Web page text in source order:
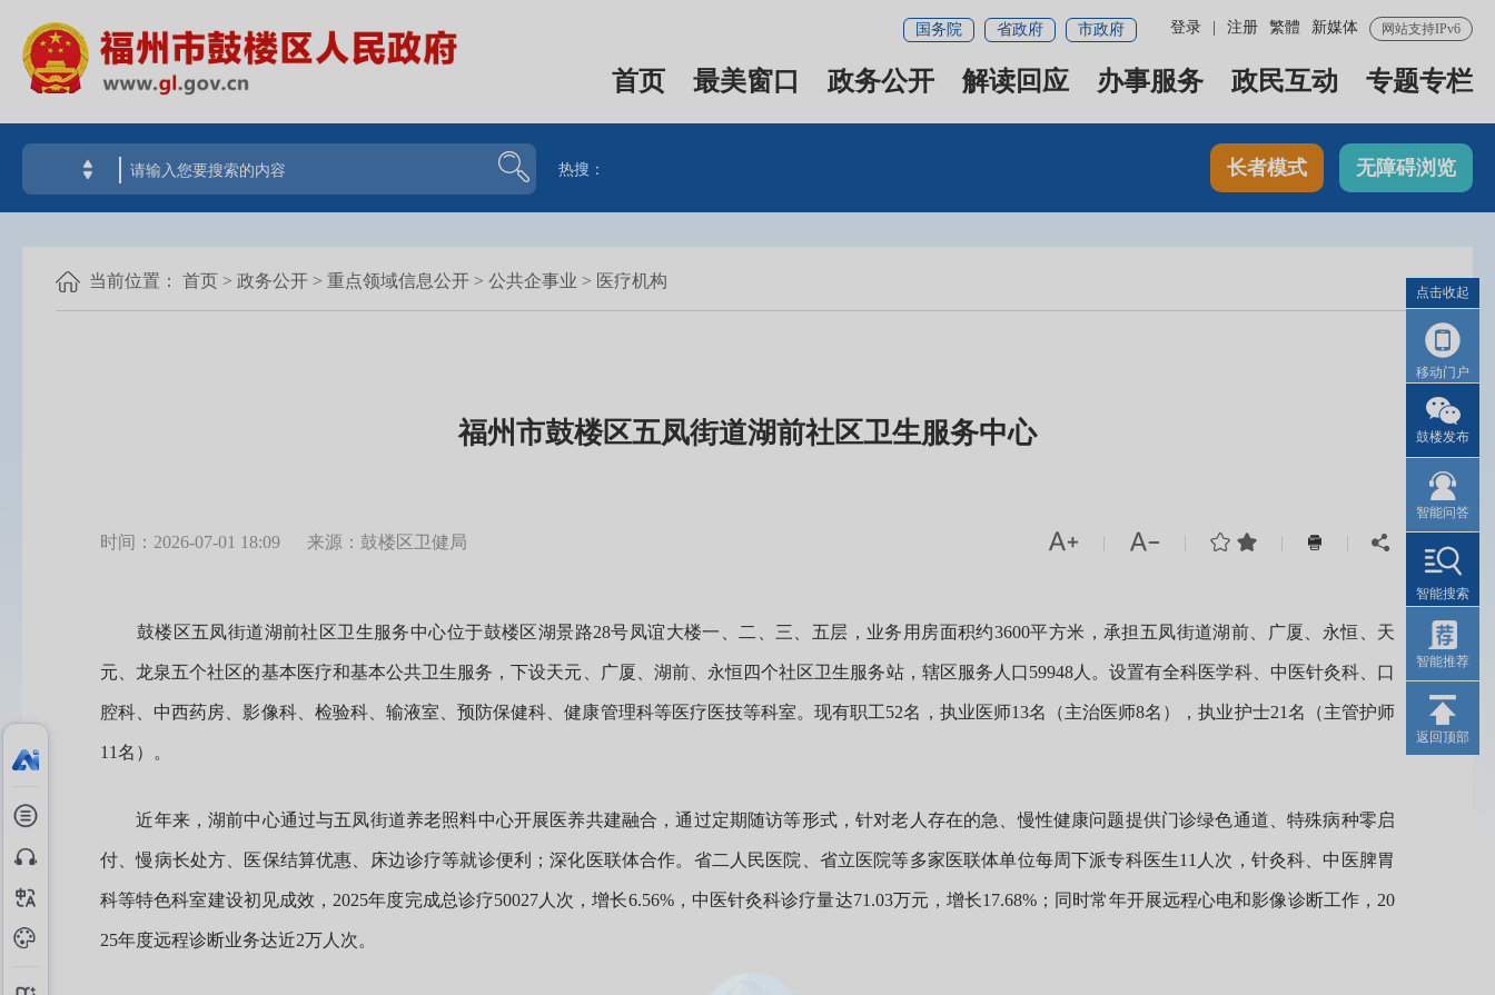
网站支持IPv6
新媒体
繁體
登录 注册
国务院 省政府 市政府
首页 最美窗口 政务公开 解读回应 办事服务 政民互动 专题专栏
热搜： 长者模式 无障碍浏览
当前位置： 首页 > 政务公开 > 重点领域信息公开 > 公共企事业 > 医疗机构
福州市鼓楼区五凤街道湖前社区卫生服务中心
时间：2026-07-01 18:09 来源：鼓楼区卫健局  |  |   |  | 
鼓楼区五凤街道湖前社区卫生服务中心位于鼓楼区湖景路28号凤谊大楼一、二、三、五层，业务用房面积约3600平方米，承担五凤街道湖前、广厦、永恒、天
元、龙泉五个社区的基本医疗和基本公共卫生服务，下设天元、广厦、湖前、永恒四个社区卫生服务站，辖区服务人口59948人。设置有全科医学科、中医针灸科、口
腔科、中西药房、影像科、检验科、输液室、预防保健科、健康管理科等医疗医技等科室。现有职工52名，执业医师13名（主治医师8名），执业护士21名（主管护师
11名）。
近年来，湖前中心通过与五凤街道养老照料中心开展医养共建融合，通过定期随访等形式，针对老人存在的急、慢性健康问题提供门诊绿色通道、特殊病种零启
付、慢病长处方、医保结算优惠、床边诊疗等就诊便利；深化医联体合作。省二人民医院、省立医院等多家医联体单位每周下派专科医生11人次，针灸科、中医脾胃
科等特色科室建设初见成效，2025年度完成总诊疗50027人次，增长6.56%，中医针灸科诊疗量达71.03万元，增长17.68%；同时常年开展远程心电和影像诊断工作，20
25年度远程诊断业务达近2万人次。
点击收起
移动门户
鼓楼发布
智能问答
智能搜索
智能推荐
返回顶部